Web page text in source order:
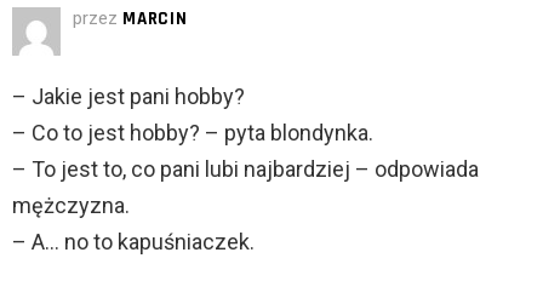
przez MARCIN
– Jakie jest pani hobby?
– Co to jest hobby? – pyta blondynka.
– To jest to, co pani lubi najbardziej – odpowiada
mężczyzna.
– A… no to kapuśniaczek.